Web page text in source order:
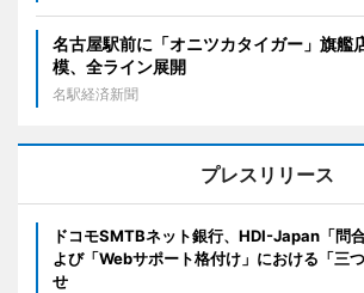
名古屋駅前に「オニツカタイガー」旗
模、全ライン展開
名駅経済新聞
プレスリリース
ドコモSMTBネット銀行、HDI-Japan「問
よび「Webサポート格付け」における「三
せ